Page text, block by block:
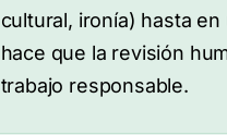
cultural, ironía) hasta
hace que la revisión
trabajo responsable.